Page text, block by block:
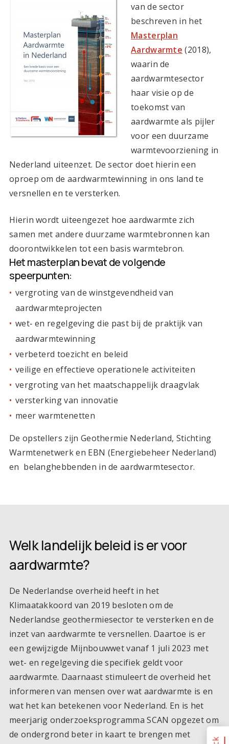
van de sector
beschreven in het
Masterplan
Aardwarmte (2018),
waarin de
aardwarmtesector
haar visie op de
toekomst van
aardwarmte als pijler
voor een duurzame
warmtevoorziening in
Nederland uiteenzet. De sector doet hierin een
oproep om de aardwarmtewinning in ons land te
versnellen en te versterken.
Hierin wordt uiteengezet hoe aardwarmte zich
samen met andere duurzame warmtebronnen kan
doorontwikkelen tot een basis warmtebron.
Het masterplan bevat de volgende
speerpunten:
vergroting van de winstgevendheid van
aardwarmteprojecten
wet‐ en regelgeving die past bij de praktijk van
aardwarmtewinning
verbeterd toezicht en beleid
veilige en effectieve operationele activiteiten
vergroting van het maatschappelijk draagvlak
versterking van innovatie
meer warmtenetten
De opstellers zijn Geothermie Nederland, Stichting
Warmtenetwerk en EBN (Energiebeheer Nederland)
en belanghebbenden in de aardwarmtesector.
Welk landelijk beleid is er voor
aardwarmte?
De Nederlandse overheid heeft in het
Klimaatakkoord van 2019 besloten om de
Nederlandse geothermiesector te versterken en de
inzet van aardwarmte te versnellen. Daartoe is er
een gewijzigde Mijnbouwwet vanaf 1 juli 2023 met
wet- en regelgeving die specifiek geldt voor
aardwarmte. Daarnaast stimuleert de overheid het
informeren van mensen over wat aardwarmte is en
wat het kan betekenen voor Nederland. En is het
meerjarig onderzoeksprogramma SCAN opgezet om
de ondergrond beter in kaart te brengen met